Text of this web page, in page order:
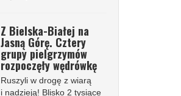
Z Bielska-Białej na
Jasną Górę. Cztery
grupy pielgrzymów
rozpoczęły wędrówkę
Ruszyli w drogę z wiarą
i nadzieją! Blisko 2 tysiące